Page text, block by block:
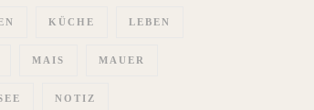
KÜCHE LEBEN
MAIS MAUER
NOTIZ